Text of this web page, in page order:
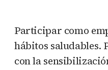
Participar como
hábitos saludables.
con la